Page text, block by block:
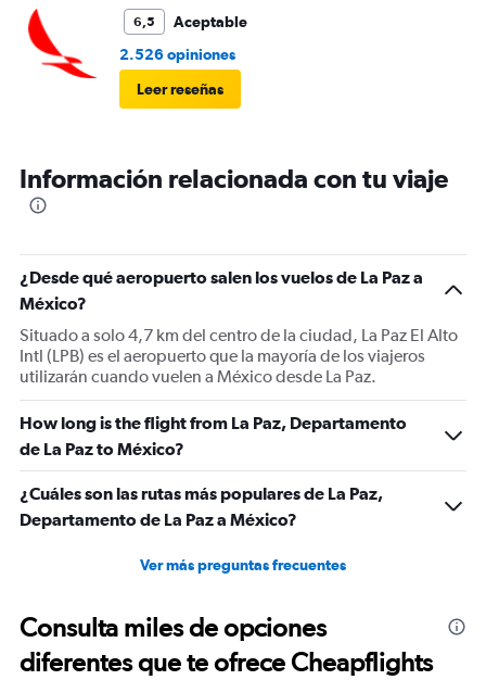
6,5
Aceptable
2.526 opiniones
Leer reseñas
Información relacionada con tu viaje
¿Desde qué aeropuerto salen los vuelos de La Paz a
México?
Situado a solo 4,7 km del centro de la ciudad, La Paz El Alto
Intl (LPB) es el aeropuerto que la mayoría de los viajeros
utilizarán cuando vuelen a México desde La Paz.
How long is the flight from La Paz, Departamento
de La Paz to México?
¿Cuáles son las rutas más populares de La Paz,
Departamento de La Paz a México?
Ver más preguntas frecuentes
Consulta miles de opciones
diferentes que te ofrece Cheapflights